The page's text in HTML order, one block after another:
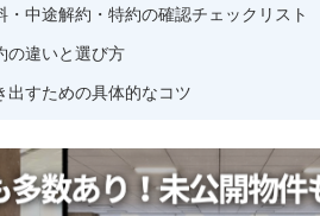
中途解約・特約の確認チェックリスト
の違いと選び方
すための具体的なコツ